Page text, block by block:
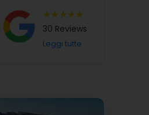
★★★★★
30 Reviews
Leggi tutte